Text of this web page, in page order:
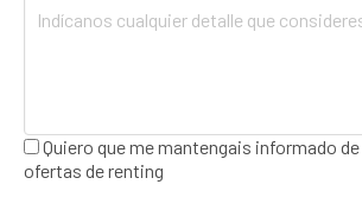
Quiero que me mantengais informado
ofertas de renting